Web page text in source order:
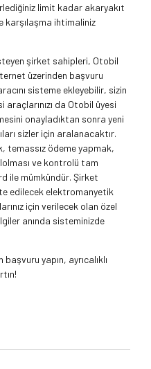
limit kadar akaryakıt
karşılaşma ihtimaliniz
şirket sahipleri, Otobil
üzerinden başvuru
sisteme ekleyebilir, sizin
araçlarınızı da Otobil üyesi
onayladıktan sonra yeni
sizler için aralanacaktır.
temassız ödeme yapmak,
ve kontrolü tam
ile mümkündür. Şirket
edilecek elektromanyetik
için verilecek olan özel
anında sisteminizde
yapın, ayrıcalıklı